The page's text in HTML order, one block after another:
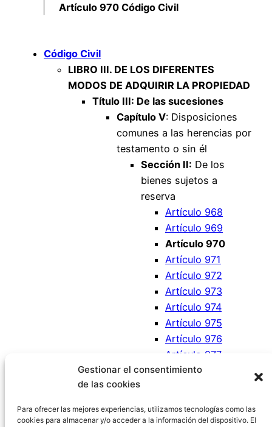
Gestionar el consentimiento
de las cookies
Para ofrecer las mejores experiencias, utilizamos tecnologías como las
cookies para almacenar y/o acceder a la información del dispositivo. El
Artículo 970 Código Civil
Código Civil
LIBRO III. DE LOS DIFERENTES
MODOS DE ADQUIRIR LA PROPIEDAD
Título III: De las sucesiones
Capítulo V: Disposiciones
comunes a las herencias por
testamento o sin él
Sección II: De los
bienes sujetos a
reserva
Artículo 968
Artículo 969
Artículo 970
Artículo 971
Artículo 972
Artículo 973
Artículo 974
Artículo 975
Artículo 976
Artículo 977
Artículo 978